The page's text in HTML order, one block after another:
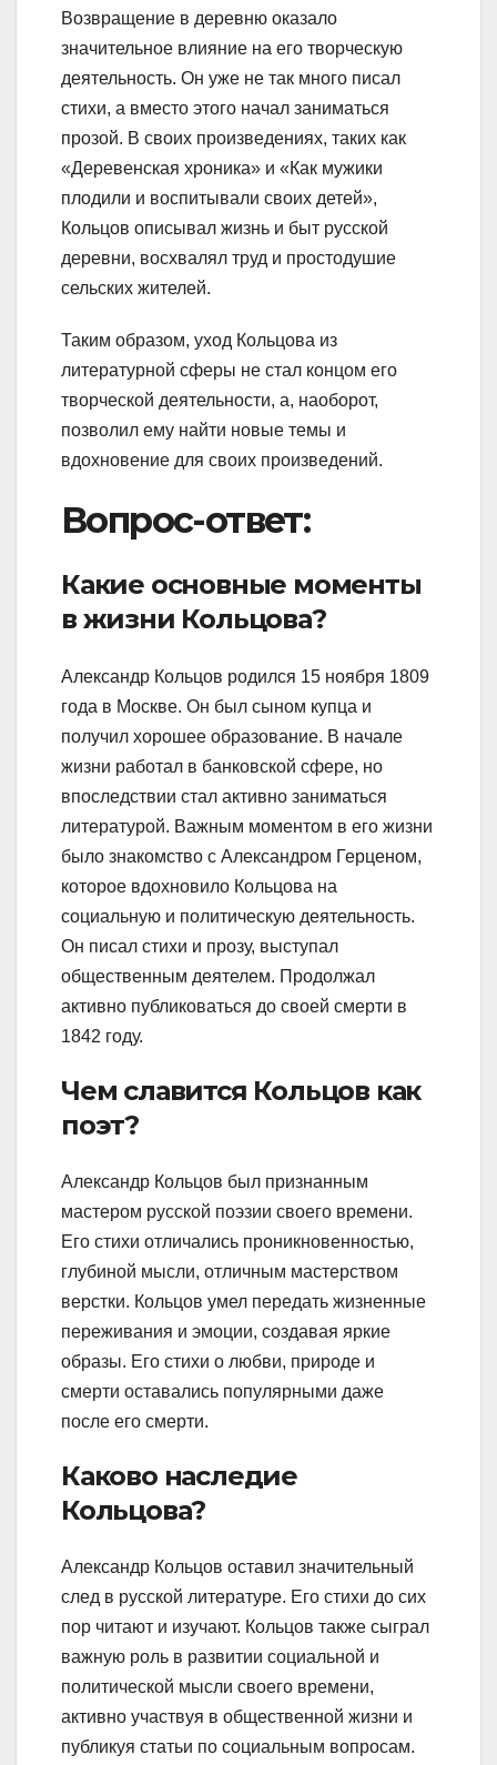
Возвращение в деревню оказало
значительное влияние на его творческую
деятельность. Он уже не так много писал
стихи, а вместо этого начал заниматься
прозой. В своих произведениях, таких как
«Деревенская хроника» и «Как мужики
плодили и воспитывали своих детей»,
Кольцов описывал жизнь и быт русской
деревни, восхвалял труд и простодушие
сельских жителей.
Таким образом, уход Кольцова из
литературной сферы не стал концом его
творческой деятельности, а, наоборот,
позволил ему найти новые темы и
вдохновение для своих произведений.
Вопрос-ответ:
Какие основные моменты
в жизни Кольцова?
Александр Кольцов родился 15 ноября 1809
года в Москве. Он был сыном купца и
получил хорошее образование. В начале
жизни работал в банковской сфере, но
впоследствии стал активно заниматься
литературой. Важным моментом в его жизни
было знакомство с Александром Герценом,
которое вдохновило Кольцова на
социальную и политическую деятельность.
Он писал стихи и прозу, выступал
общественным деятелем. Продолжал
активно публиковаться до своей смерти в
1842 году.
Чем славится Кольцов как
поэт?
Александр Кольцов был признанным
мастером русской поэзии своего времени.
Его стихи отличались проникновенностью,
глубиной мысли, отличным мастерством
верстки. Кольцов умел передать жизненные
переживания и эмоции, создавая яркие
образы. Его стихи о любви, природе и
смерти оставались популярными даже
после его смерти.
Каково наследие
Кольцова?
Александр Кольцов оставил значительный
след в русской литературе. Его стихи до сих
пор читают и изучают. Кольцов также сыграл
важную роль в развитии социальной и
политической мысли своего времени,
активно участвуя в общественной жизни и
публикуя статьи по социальным вопросам.